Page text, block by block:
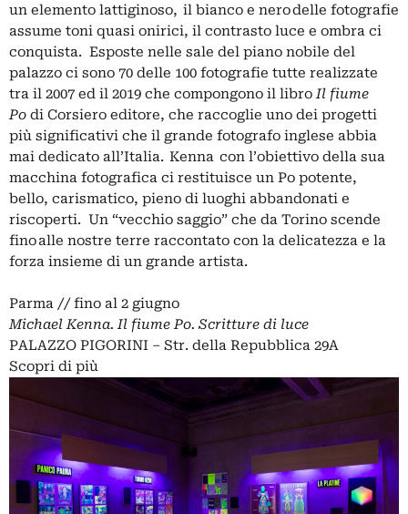
un elemento lattiginoso, il bianco e nero delle fotografie
assume toni quasi onirici, il contrasto luce e ombra ci
conquista. Esposte nelle sale del piano nobile del
palazzo ci sono 70 delle 100 fotografie tutte realizzate
tra il 2007 ed il 2019 che compongono il libroIl fiume
Po di Corsiero editore, che raccoglie uno dei progetti
più significativi che il grande fotografo inglese abbia
mai dedicato all’Italia. Kenna con l’obiettivo della sua
macchina fotografica ci restituisce un Po potente,
bello, carismatico, pieno di luoghi abbandonati e
riscoperti. Un “vecchio saggio” che da Torino scende
fino alle nostre terre raccontato con la delicatezza e la
forza insieme di un grande artista.
Parma // fino al 2 giugno
Michael Kenna. Il fiume Po. Scritture di luce
PALAZZO PIGORINI – Str. della Repubblica 29A
Scopri di più